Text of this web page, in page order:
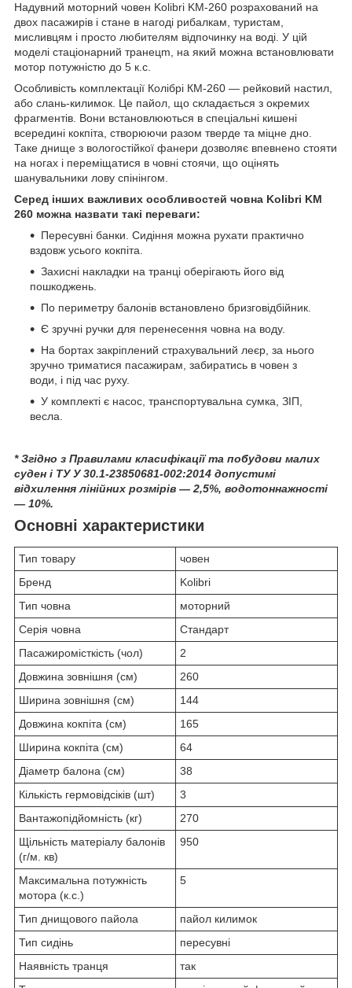
Надувний моторний човен Kolibri KM-260 розрахований на
двох пасажирів і стане в нагоді рибалкам, туристам,
мисливцям і просто любителям відпочинку на воді. У цій
моделі стаціонарний транецm, на який можна встановлювати
мотор потужністю до 5 к.с.
Особливість комплектації Колібрі КМ-260 — рейковий настил,
або слань-килимок. Це пайол, що складається з окремих
фрагментів. Вони встановлюються в спеціальні кишені
всередині кокпіта, створюючи разом тверде та міцне дно.
Таке днище з вологостійкої фанери дозволяє впевнено стояти
на ногах і переміщатися в човні стоячи, що оцінять
шанувальники лову спінінгом.
Серед інших важливих особливостей човна Kolibri KM
260 можна назвати такі переваги:
Пересувні банки. Сидіння можна рухати практично
вздовж усього кокпіта.
Захисні накладки на транці оберігають його від
пошкоджень.
По периметру балонів встановлено бризговідбійник.
Є зручні ручки для перенесення човна на воду.
На бортах закріплений страхувальний леєр, за нього
зручно триматися пасажирам, забиратись в човен з
води, і під час руху.
У комплекті є насос, транспортувальна сумка, ЗІП,
весла.
* Згідно з Правилами класифікації та побудови малих
суден і ТУ У 30.1-23850681-002:2014 допустимі
відхилення лінійних розмірів — 2,5%, водотоннажності
— 10%.
Основні характеристики
Тип товару
човен
Бренд
Kolibri
Тип човна
моторний
Серія човна
Стандарт
Пасажиромісткість (чол)
2
Довжина зовнішня (см)
260
Ширина зовнішня (см)
144
Довжина кокпіта (см)
165
Ширина кокпіта (см)
64
Діаметр балона (см)
38
Кількість гермовідсіків (шт)
3
Вантажопідйомність (кг)
270
Щільність матеріалу балонів
(г/м. кв)
950
Максимальна потужність
мотора (к.с.)
5
Тип днищового пайола
пайол килимок
Тип сидінь
пересувні
Наявність транця
так